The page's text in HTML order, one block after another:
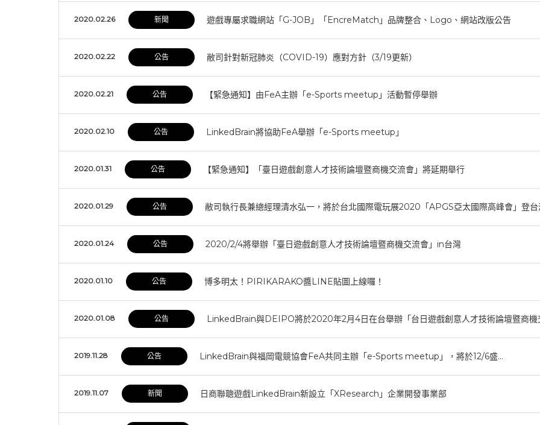
2020.02.26 新聞 遊戲專屬求職網站「G-JOB」「EncreMatch」品牌整合、Logo、網站改版公告
2020.02.22 公告 敝司針對新冠肺炎（COVID-19）應對方針（3/19更新）
2020.02.21 公告 【緊急通知】由FeA主辦「e-Sports meetup」活動暫停舉辦
2020.02.10 公告 LinkedBrain將協助FeA舉辦「e-Sports meetup」
2020.01.31 公告 【緊急通知】「臺日遊戲創意人才技術論壇暨商機交流會」將延期舉行
2020.01.29 公告 敝司執行長兼總經理清水弘一，將於台北國際電玩展2020「APGS亞太國際高峰會」登
2020.01.24 公告 2020/2/4將舉辦「臺日遊戲創意人才技術論壇暨商機交流會」in台灣
2020.01.10 公告 博多明太！PIRIKARAKO醬LINE貼圖上線囉！
2020.01.08 公告 LinkedBrain與DEIPO將於2020年2月4日在台舉辦「台日遊戲創意人才技術論壇暨商機
2019.11.28 公告 LinkedBrain與福岡電競協會FeA共同主辦「e-Sports meetup」，將於12/6盛…
2019.11.07 新聞 日商聯聰遊戲LinkedBrain新設立「XResearch」企業開發事業部